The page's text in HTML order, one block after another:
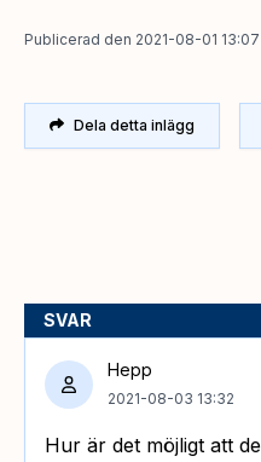
Publicerad den 2021-08-01 13:07
Dela detta inlägg
SVAR
Hepp
2021-08-03 13:32
Hur är det möjligt att